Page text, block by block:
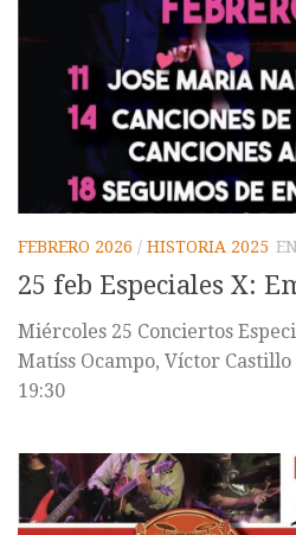
FEBRERO 2026 / HISTORIA 2025
25 feb Especiales X:
Miércoles 25 Conciertos
Matíss Ocampo, Víctor Castillo
19:30